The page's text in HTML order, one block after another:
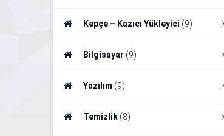
Kepçe – Kazıcı Yükleyici (9)
Bilgisayar (9)
Yazılım (9)
Temizlik (8)